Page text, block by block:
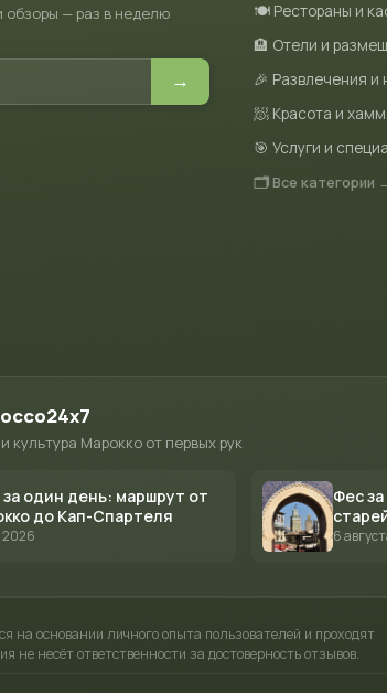
обзоры — раз в неделю
→
🍽 Рестораны и
🏨 Отели и
🎉 Развлечения и
🧖 Красота и
🎯 Услуги и
🗂 Все категории
культура Марокко от первых рук
один день: маршрут от
до Кап-Спартеля
2026
Фес
6
на основании личного опыта пользователей и проходят
несёт ответственности за достоверность отзывов.